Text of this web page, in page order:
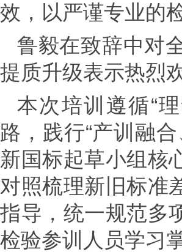
效，以严谨专业的
鲁毅在致辞中对
提质升级表示热烈
本次培训遵循“
路，践行“产训融
新国标起草小组核
对照梳理新旧标准
指导，统一规范多
检验参训人员学习